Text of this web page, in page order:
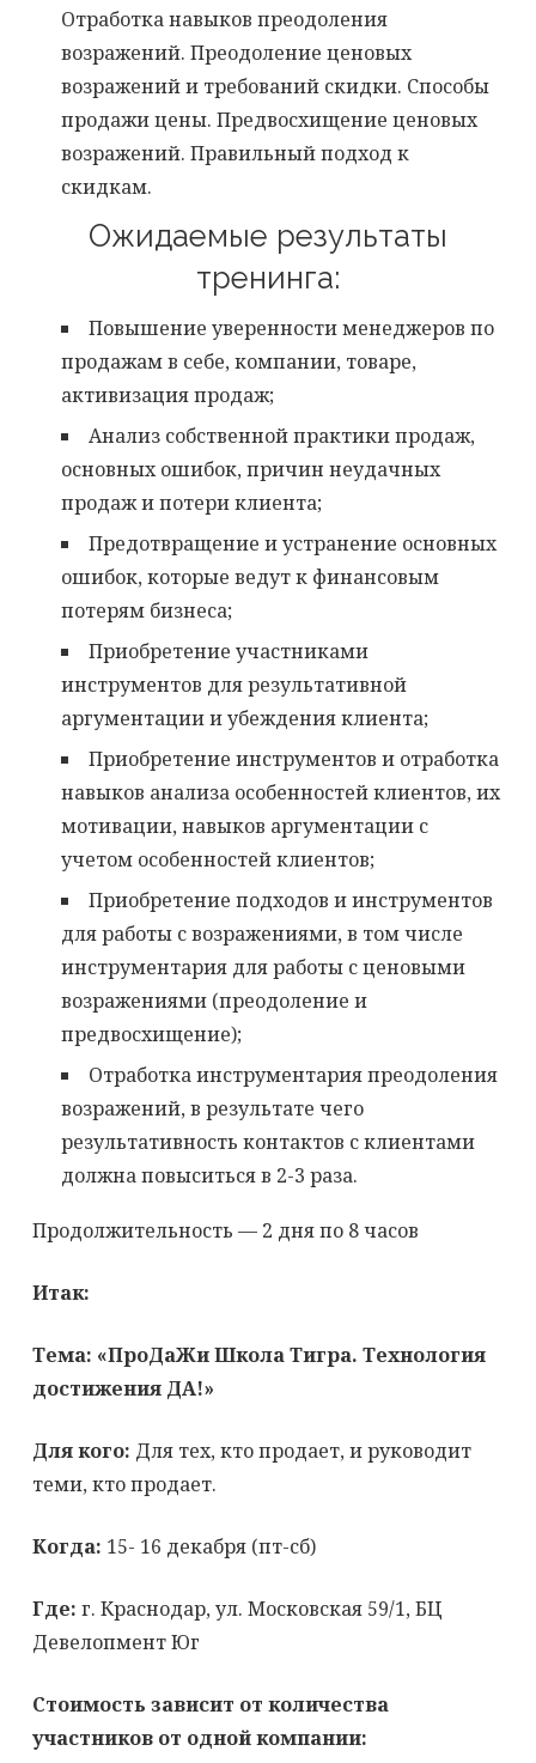
Отработка навыков преодоления
возражений. Преодоление ценовых
возражений и требований скидки. Способы
продажи цены. Предвосхищение ценовых
возражений. Правильный подход к
скидкам.
Ожидаемые результаты
тренинга:
Повышение уверенности менеджеров по
продажам в себе, компании, товаре,
активизация продаж;
Анализ собственной практики продаж,
основных ошибок, причин неудачных
продаж и потери клиента;
Предотвращение и устранение основных
ошибок, которые ведут к финансовым
потерям бизнеса;
Приобретение участниками
инструментов для результативной
аргументации и убеждения клиента;
Приобретение инструментов и отработка
навыков анализа особенностей клиентов, их
мотивации, навыков аргументации с
учетом особенностей клиентов;
Приобретение подходов и инструментов
для работы с возражениями, в том числе
инструментария для работы с ценовыми
возражениями (преодоление и
предвосхищение);
Отработка инструментария преодоления
возражений, в результате чего
результативность контактов с клиентами
должна повыситься в 2-3 раза.
Продолжительность — 2 дня по 8 часов
Итак:
Тема: «ПроДаЖи Школа Тигра. Технология
достижения ДА!»
Для кого: Для тех, кто продает, и руководит
теми, кто продает.
Когда: 15- 16 декабря (пт-сб)
Где: г. Краснодар, ул. Московская 59/1, БЦ
Девелопмент Юг
Стоимость зависит от количества
участников от одной компании: